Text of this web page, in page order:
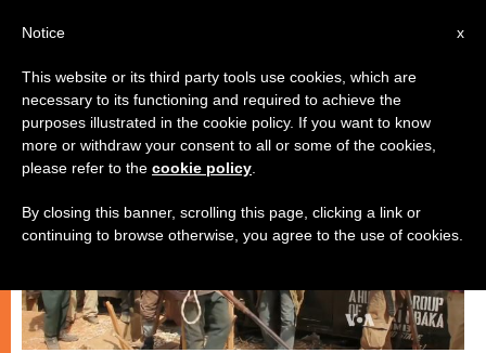
CHIESE LOCALI
x
Notice
This website or its third party tools use cookies, which are
necessary to its functioning and required to achieve the
purposes illustrated in the cookie policy. If you want to know
more or withdraw your consent to all or some of the cookies,
please refer to the cookie policy
By closing this banner, scrolling this page, clicking a link or
continuing to browse otherwise, you agree to the use of cookies.